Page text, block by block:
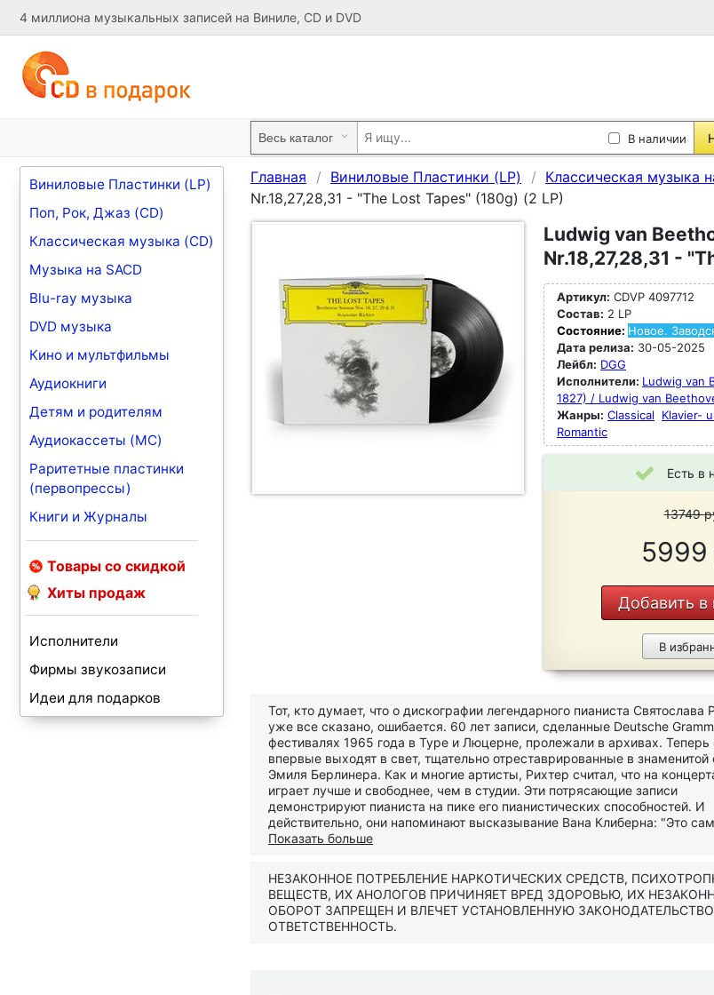
4 миллиона музыкальных записей на Виниле, CD и DVD
В наличии
Виниловые Пластинки (LP)
Поп, Рок, Джаз (CD)
Классическая музыка (CD)
Музыка на SACD
Blu-ray музыка
DVD музыка
Кино и мультфильмы
Аудиокниги
Детям и родителям
Аудиокассеты (MC)
Раритетные пластинки
(первопрессы)
Книги и Журналы
Товары со скидкой
Хиты продаж
Исполнители
Фирмы звукозаписи
Идеи для подарков
Главная Виниловые Пластинки (LP) Классическая музыка
Nr.18,27,28,31 - "The Lost Tapes" (180g) (2 LP)
Ludwig van
Nr.18,27,28,31 -
Артикул: CDVP 4097712
Состав: 2 LP
Состояние: Новое.
Дата релиза: 30-05-2025
Лейбл: DGG
Исполнители: Ludwig van
1827) / Ludwig van
Жанры: Classical
Klavier-
Romantic
Есть в
13749
5999
Добавить в
В
Тот, кто думает, что о дискографии легендарного пианиста Святослава
уже все сказано, ошибается. 60 лет записи, сделанные Deutsche
фестивалях 1965 года в Туре и Люцерне, пролежали в архивах. Теперь
впервые выходят в свет, тщательно отреставрированные в знаменитой
Эмиля Берлинера. Как и многие артисты, Рихтер считал, что на
играет лучше и свободнее, чем в студии. Эти потрясающие записи
демонстрируют пианиста на пике его пианистических способностей. И
действительно, они напоминают высказывание Вана Клиберна: "Это
Показать больше
НЕЗАКОННОЕ ПОТРЕБЛЕНИЕ НАРКОТИЧЕСКИХ СРЕДСТВ,
ВЕЩЕСТВ, ИХ АНОЛОГОВ ПРИЧИНЯЕТ ВРЕД ЗДОРОВЬЮ, ИХ
ОБОРОТ ЗАПРЕЩЕН И ВЛЕЧЕТ УСТАНОВЛЕННУЮ
ОТВЕТСТВЕННОСТЬ.